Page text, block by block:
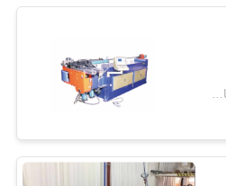
قابل للتفاوض MOQ:قابل للتفاوض